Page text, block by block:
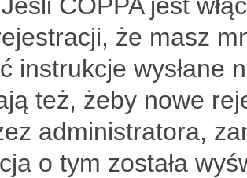
że masz
instrukcje wysłane
też, żeby nowe
administratora,
o tym została